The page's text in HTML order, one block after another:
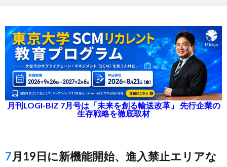
月刊LOGI-BIZ 7月号は「未来を創る輸送改革」 先行企業の
生存戦略を徹底取材
7月19日に新機能開始、進入禁止エリアな